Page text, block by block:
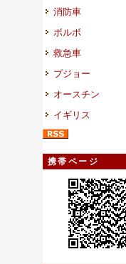
消防車
ボルボ
救急車
プジョー
オースチン
イギリス
携帯ページ